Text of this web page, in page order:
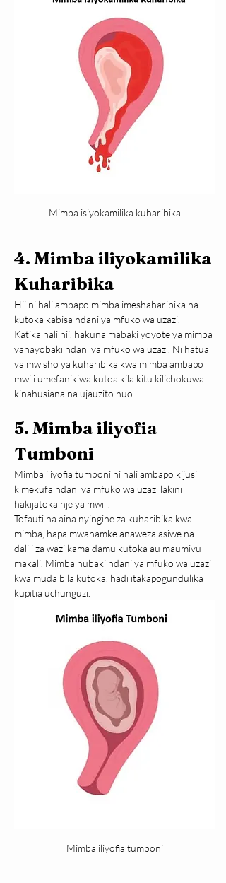
Mimba isiyokamilika kuharibika
4. Mimba iliyokamilika
Kuharibika
Hii ni hali ambapo mimba imeshaharibika na
kutoka kabisa ndani ya mfuko wa uzazi.
Katika hali hii, hakuna mabaki yoyote ya mimba
yanayobaki ndani ya mfuko wa uzazi. Ni hatua
ya mwisho ya kuharibika kwa mimba ambapo
mwili umefanikiwa kutoa kila kitu kilichokuwa
kinahusiana na ujauzito huo.
5. Mimba iliyofia
Tumboni
Mimba iliyofia tumboni ni hali ambapo kijusi
kimekufa ndani ya mfuko wa uzazi lakini
hakijatoka nje ya mwili.
Tofauti na aina nyingine za kuharibika kwa
mimba, hapa mwanamke anaweza asiwe na
dalili za wazi kama damu kutoka au maumivu
makali. Mimba hubaki ndani ya mfuko wa uzazi
kwa muda bila kutoka, hadi itakapogundulika
kupitia uchunguzi.
Mimba iliyofia tumboni